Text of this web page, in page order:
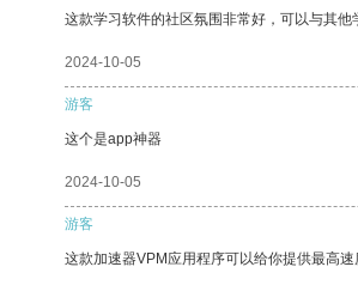
这款学习软件的社区氛围非常好，可以与其他
2024-10-05
游客
这个是app神器
2024-10-05
游客
这款加速器VPM应用程序可以给你提供最高